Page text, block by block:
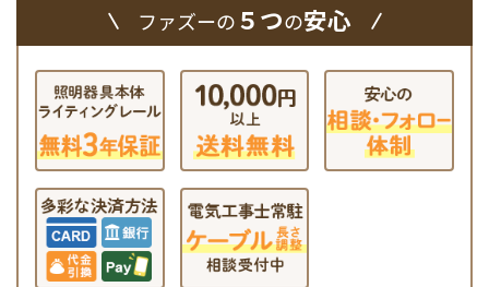
ファズーの５つの安心